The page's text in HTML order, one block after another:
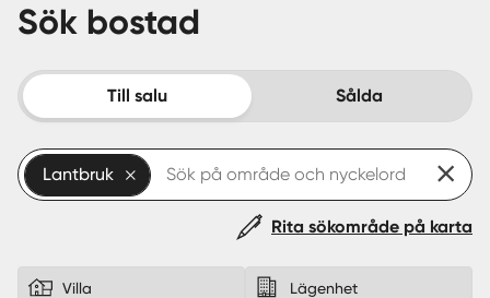
Sälja
Köpa
Start
Sök bostad
Till salu Sålda
Lantbruk
Rita sökområde på karta
Villa Lägenhet